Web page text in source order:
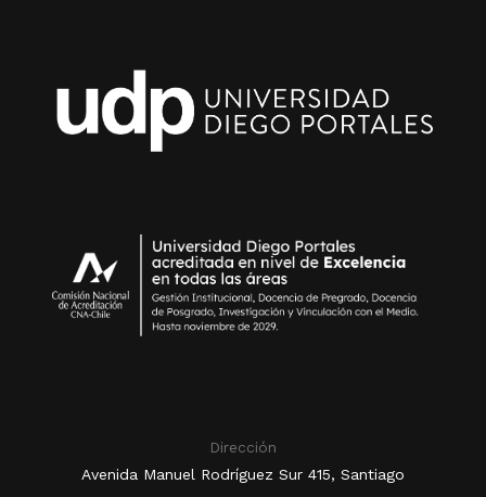
Dirección
Avenida Manuel Rodríguez Sur 415, Santiago